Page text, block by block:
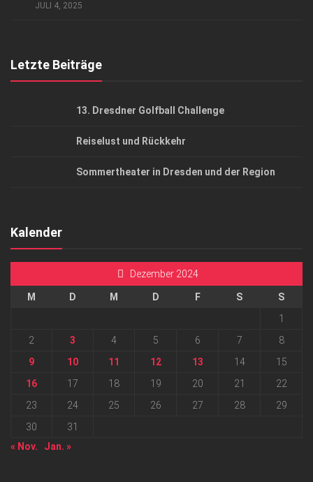
JULI 4, 2025
Letzte Beiträge
13. Dresdner Golfball Challenge
Reiselust und Rückkehr
Sommertheater in Dresden und der Region
Kalender
Dezember 2024
M D M D F S
S
1
2
3 4 5 6 7
8
9
10 11 12 13 14
15
16
17 18 19 20 21
22
23
24 25 26 27 28
29
30
31
« Nov.
Jan. »